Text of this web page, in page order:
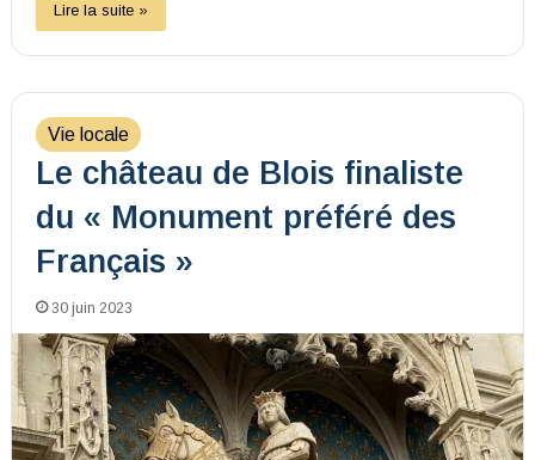
Lire la suite »
Vie locale
Le château de Blois finaliste
du « Monument préféré des
Français »
30 juin 2023